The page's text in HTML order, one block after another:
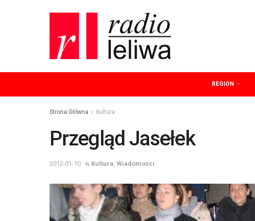
REGION
Strona Główna Kultura
Przegląd Jasełek
2012-01-10 w Kultura Wiadomości